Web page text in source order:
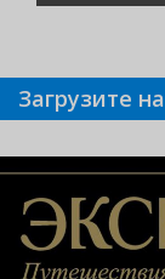
Загрузите